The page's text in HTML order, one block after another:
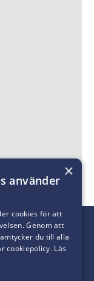
×
använder
cookies för att
Genom att
du till alla
cookiepolicy. Läs